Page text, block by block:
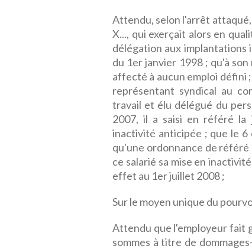
Attendu, selon l'arrêt
X..., qui exerçait alors en
délégation aux
du 1er janvier 1998 ; qu'à
affecté à aucun emploi défini
représentant syndical au
travail et élu délégué du
2007, il a saisi en référé la
inactivité anticipée ; que le
qu'une ordonnance de
ce salarié sa mise en
effet au 1er juillet 2008 ;
Sur le moyen unique du
Attendu que l'employeur fait
sommes à titre de